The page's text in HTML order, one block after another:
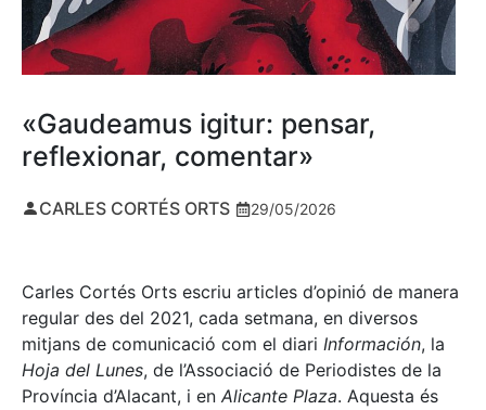
«Gaudeamus igitur: pensar,
reflexionar, comentar»
CARLES CORTÉS ORTS 29/05/2026
Carles Cortés Orts escriu articles d’opinió de manera
regular des del 2021, cada setmana, en diversos
mitjans de comunicació com el diari Información, la
Hoja del Lunes, de l’Associació de Periodistes de la
Província d’Alacant, i en Alicante Plaza. Aquesta és